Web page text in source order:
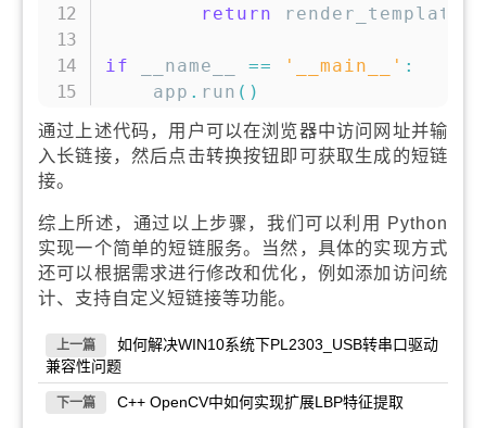
return
render_template
if __name__ == '__main__' :
    app
. run ( )
通过上述代码，用户可以在浏览器中访问网址并输
入长链接，然后点击转换按钮即可获取生成的短链
接。
综上所述，通过以上步骤，我们可以利用 Python
实现一个简单的短链服务。当然，具体的实现方式
还可以根据需求进行修改和优化，例如添加访问统
计、支持自定义短链接等功能。
上一篇
如何解决WIN10系统下PL2303_USB转串口驱动
兼容性问题
下一篇 C++ OpenCV中如何实现扩展LBP特征提取